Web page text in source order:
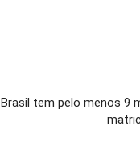
Brasil tem pelo menos 9